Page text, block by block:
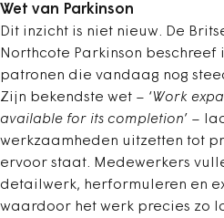
Wet van Parkinson
Dit inzicht is niet nieuw. De
Northcote Parkinson
patronen die vandaag nog
Zijn bekendste wet – ‘Work
available for its completion’ –
werkzaamheden uitzetten tot
ervoor staat. Medewerkers
detailwerk, herformuleren en
waardoor het werk precies zo